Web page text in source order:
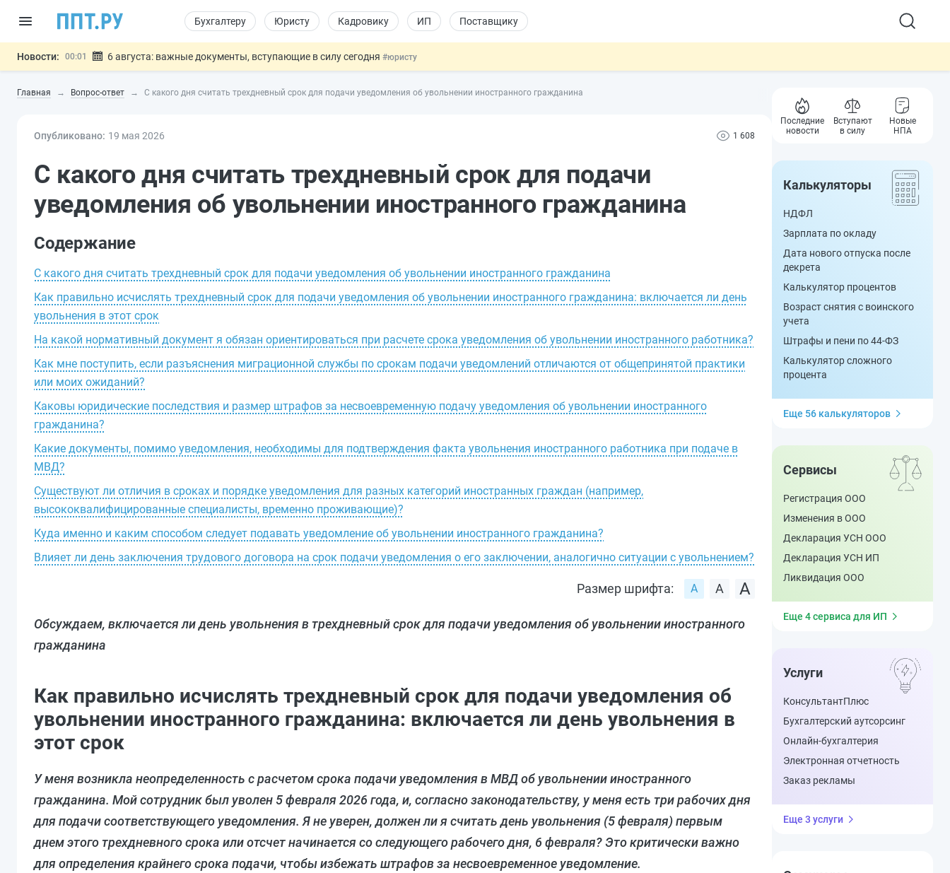
Бухгалтеру Юристу Кадровику ИП Поставщику
Новости: 00:01 6 августа: важные документы, вступающие в силу сегодня #юристу
05.08 Мигрантам с судимостью запретят получать ВНЖ и гражданство: закон подписан#физлицу
05.08
Важно Подписан закон об упрощении госзакупок по 44-ФЗ
Главная Вопрос-ответ С какого дня считать трехдневный срок для подачи уведомления об увольнении иностранного гражданина
Опубликовано: 19 мая 2026 1 608
С какого дня считать трехдневный срок для подачи
уведомления об увольнении иностранного гражданина
Содержание
С какого дня считать трехдневный срок для подачи уведомления об увольнении иностранного гражданина
Как правильно исчислять трехдневный срок для подачи уведомления об увольнении иностранного гражданина: включается ли день
увольнения в этот срок
На какой нормативный документ я обязан ориентироваться при расчете срока уведомления об увольнении иностранного работника?
Как мне поступить, если разъяснения миграционной службы по срокам подачи уведомлений отличаются от общепринятой практики
или моих ожиданий?
Каковы юридические последствия и размер штрафов за несвоевременную подачу уведомления об увольнении иностранного
гражданина?
Какие документы, помимо уведомления, необходимы для подтверждения факта увольнения иностранного работника при подаче в
МВД?
Существуют ли отличия в сроках и порядке уведомления для разных категорий иностранных граждан (например,
высококвалифицированные специалисты, временно проживающие)?
Куда именно и каким способом следует подавать уведомление об увольнении иностранного гражданина?
Влияет ли день заключения трудового договора на срок подачи уведомления о его заключении, аналогично ситуации с увольнением?
Размер шрифта:
Обсуждаем, включается ли день увольнения в трехдневный срок для подачи уведомления об увольнении иностранного
гражданина
Как правильно исчислять трехдневный срок для подачи уведомления об
увольнении иностранного гражданина: включается ли день увольнения в
этот срок
У меня возникла неопределенность с расчетом срока подачи уведомления в МВД об увольнении иностранного
гражданина. Мой сотрудник был уволен 5 февраля 2026 года, и, согласно законодательству, у меня есть три рабочих дня
для подачи соответствующего уведомления. Я не уверен, должен ли я считать день увольнения (5 февраля) первым
днем этого трехдневного срока или отсчет начинается со следующего рабочего дня, 6 февраля? Это критически важно
для определения крайнего срока подачи, чтобы избежать штрафов за несвоевременное уведомление.
Последние
новости
Вступают
в силу
Новые
НПА
Калькуляторы
НДФЛ
Зарплата по окладу
Дата нового отпуска после
декрета
Калькулятор процентов
Возраст снятия с воинского
учета
Штрафы и пени по 44-ФЗ
Калькулятор сложного
процента
Еще 56 калькуляторов
Сервисы
Регистрация ООО
Изменения в ООО
Декларация УСН ООО
Декларация УСН ИП
Ликвидация ООО
Еще 4 сервиса для ИП
Услуги
КонсультантПлюс
Бухгалтерский аутсорсинг
Онлайн-бухгалтерия
Электронная отчетность
Заказ рекламы
Еще 3 услуги